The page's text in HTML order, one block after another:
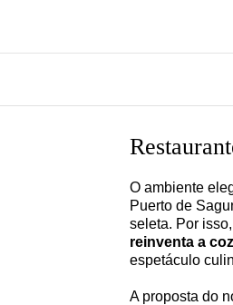
O ambiente
Puerto de
seleta. Por
reinventa a
espetáculo
A proposta do